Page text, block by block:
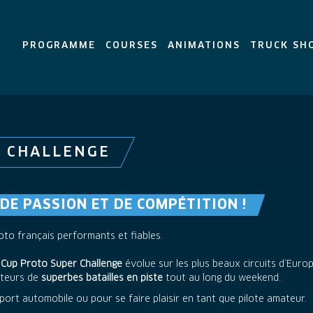
PROGRAMME COURSES ANIMATIONS TRUCK
CHALLENGE
PASSION ET DE COMPÉTITION !
français performants et fiables.
Proto Super Challenge évolue sur les plus beaux circuits
de superbes batailles en piste tout au long du weekend.
automobile ou pour se faire plaisir en tant que pilote amateur.